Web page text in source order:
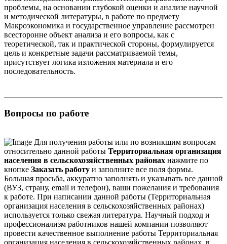
проблемы, на основании глубокой оценки и анализе научной
и методической литературы, в работе по предмету
Макроэкономика и государственное управление рассмотрен
всесторонне объект анализа и его вопросы, как с
теоретической, так и практической стороны, формулируется
цель и конкретные задачи рассматриваемой темы,
присутствует логика изложения материала и его
последовательность.
Вопросы по работе
Для получения работы или по возникшим вопросам
относительно данной работы Территориальная организация
населения в сельскохозяйственных районах нажмите по
кнопке Заказать работу и заполните все поля формы.
Большая просьба, аккуратно заполнять и указывать все данной
(ВУЗ, страну, email и телефон), ваши пожелания и требования
к работе. При написании данной работы (Территориальная
организация населения в сельскохозяйственных районах)
используется только свежая литература. Научный подход и
профессионализм работников нашей компании позволяют
провести качественное выполнение работы Территориальная
организация населения в сельскохозяйственных районах, в